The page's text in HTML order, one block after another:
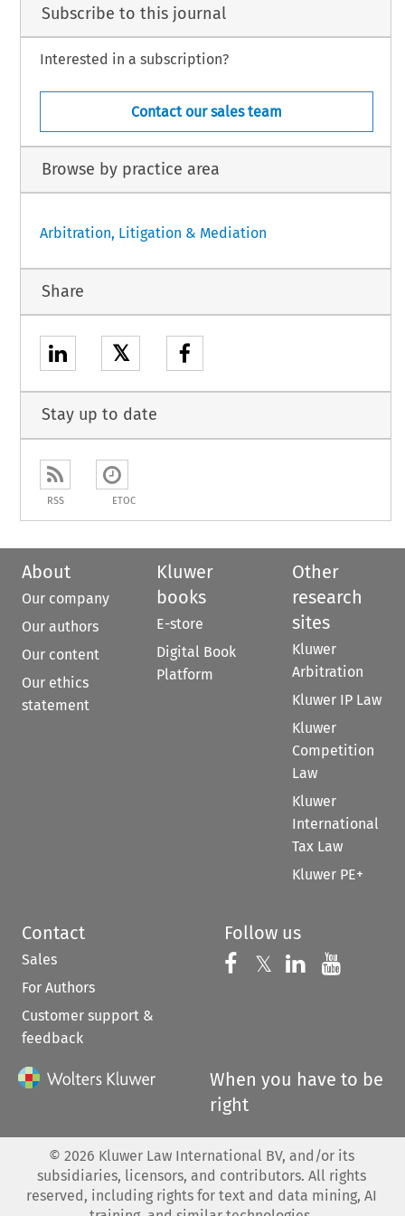
Subscribe to this journal
Interested in a subscription?
Contact our sales team
Browse by practice area
Arbitration, Litigation & Mediation
Share
𝕏
Stay up to date
RSS ETOC
About
Our company
Our authors
Our content
Our ethics
statement
Kluwer
books
E-store
Digital Book
Platform
Other
research
sites
Kluwer
Arbitration
Kluwer IP Law
Kluwer
Competition
Law
Kluwer
International
Tax Law
Kluwer PE+
Contact
Sales
For Authors
Customer support &
feedback
Follow us
Follow us on
𝕏 Follow us on
Follow us
When you have to be
right
© 2026 Kluwer Law International BV, and/or its
subsidiaries, licensors, and contributors. All rights
reserved, including rights for text and data mining, AI